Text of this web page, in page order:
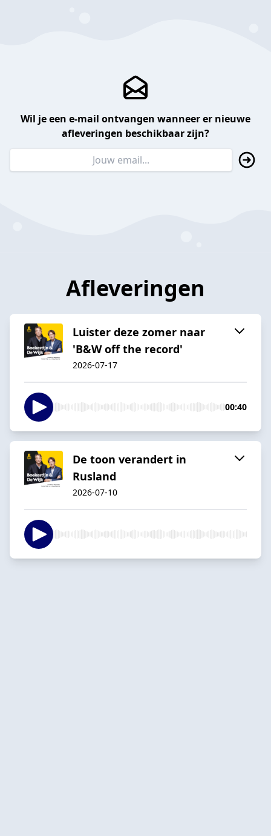
Wil je een e-mail ontvangen wanneer er nieuwe
afleveringen beschikbaar zijn?
Afleveringen
Luister deze zomer naar
'B&W off the record'
2026-07-17
00:40
De toon verandert in
Rusland
2026-07-10